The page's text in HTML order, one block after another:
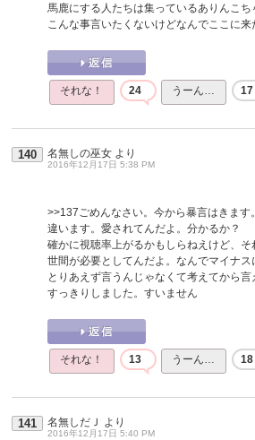
馬鹿にする人たちは集っているありんこち
こんな事言いたくないけどなんでここに来
それな！ 24 うーん… 17
140 名無しの巫女 より
2016年12月17日 5:38 PM
>>137ごめんなさい。今から暴言はきます。
違います。愛されてんだよ。分かるか？
確かに視聴率上がるかもしらねえけど、そ
世間が必要としてんだよ。なんでマイナス
とりあえず言うんじゃなくて考えてから言
すっきりしました。すいません
それな！ 13 うーん… 18
141 名無しだＪ より
2016年12月17日 5:40 PM